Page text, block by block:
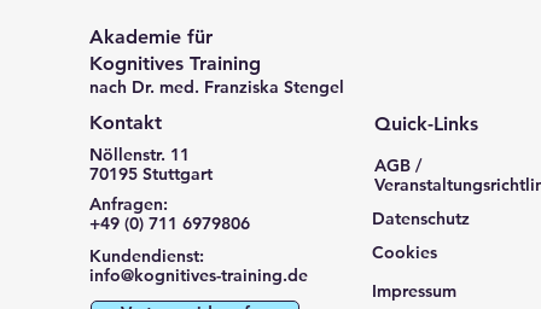
Akademie für
Kognitives Training
nach Dr. med. Franziska Stengel
Kontakt
Nöllenstr. 11
70195 Stuttgart
Anfragen:
+49 (0) 711 6979806
Kundendienst:
info@kognitives-training.de
Quick-Links
AGB /
Datenschutz
Cookies
Impressum